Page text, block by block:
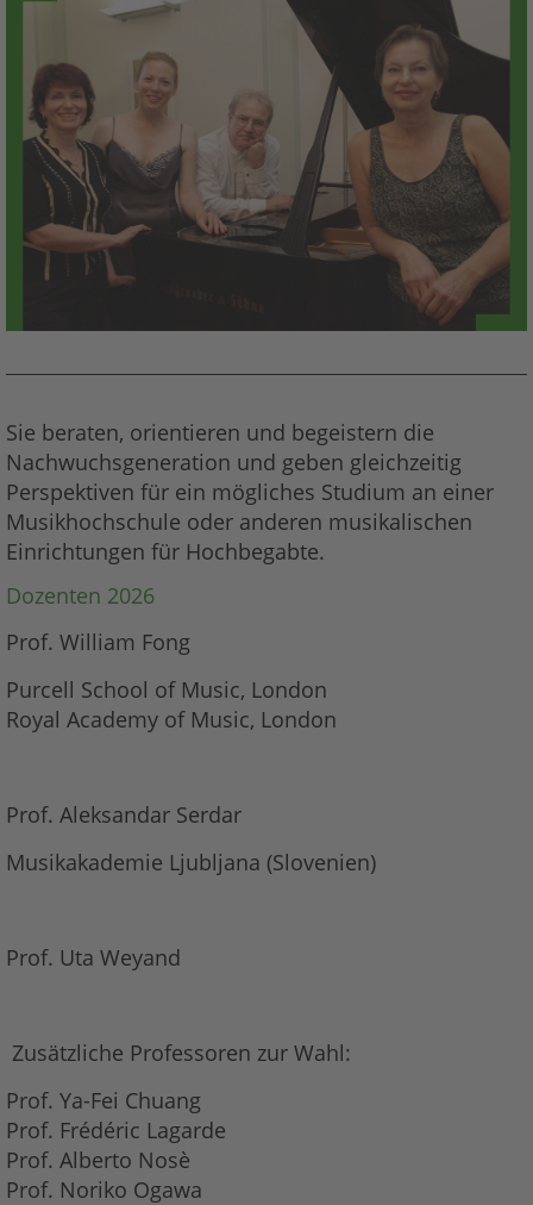
Sie beraten, orientieren und begeistern die
Nachwuchsgeneration und geben gleichzeitig
Perspektiven für ein mögliches Studium an einer
Musikhochschule oder anderen musikalischen
Einrichtungen für Hochbegabte.
Dozenten 2026
Prof. William Fong
Purcell School of Music, London
Royal Academy of Music, London
Prof. Aleksandar Serdar
Musikakademie Ljubljana (Slovenien)
Prof. Uta Weyand
Zusätzliche Professoren zur Wahl:
Prof. Ya-Fei Chuang
Prof. Frédéric Lagarde
Prof. Alberto Nosè
Prof. Noriko Ogawa